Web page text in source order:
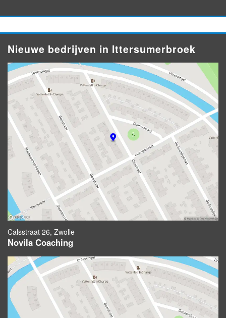
Nieuwe bedrijven in Ittersumerbroek
Calsstraat 26, Zwolle
Novila Coaching